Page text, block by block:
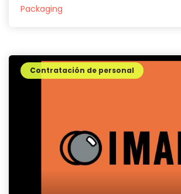
Packaging
Contratación de personal